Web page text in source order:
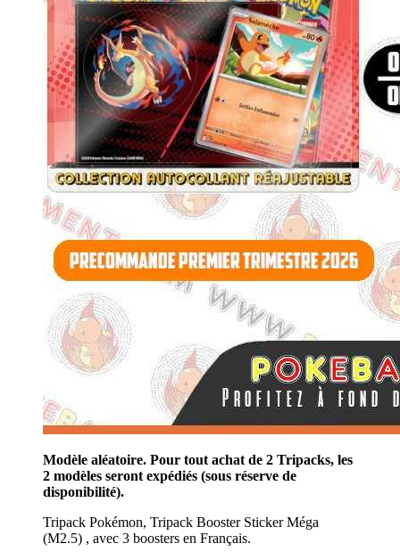
Modèle aléatoire. Pour tout achat de 2 Tripacks, les
2 modèles seront expédiés (sous réserve de
disponibilité).
Tripack Pokémon, Tripack Booster Sticker Méga
(M2.5) , avec 3 boosters en Français.